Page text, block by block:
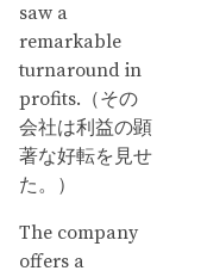
saw a
remarkable
turnaround in
profits.（その
会社は利益の顕
著な好転を見せ
た。）
The company
offers a